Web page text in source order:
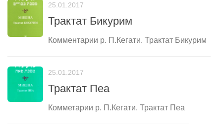
25.01.2017
Трактат Бикурим
Комментарии р. П.Кегати. Трактат Бикурим
25.01.2017
Трактат Пеа
Комметарии р. П.Кегати. Трактат Пеа